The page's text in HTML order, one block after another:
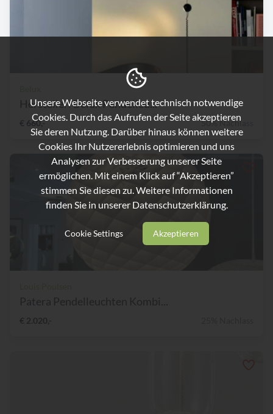
Hersteller: Belux Pendelleu...
€ 660,- 50% Nachlass
Unsere Webseite verwendet technisch notwendige
Cookies. Durch das Aufrufen der Seite akzeptieren
Sie deren Nutzung. Darüber hinaus können weitere
Cookies Ihr Nutzererlebnis optimieren und uns
Analysen zur Verbesserung unserer Seite
ermöglichen. Mit einem Klick auf “Akzeptieren”
stimmen Sie diesen zu. Weitere Informationen
finden Sie in unserer Datenschutzerklärung.
Cookie Settings Akzeptieren